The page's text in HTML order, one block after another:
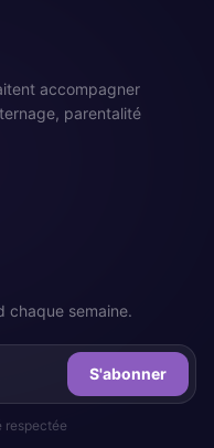
accompagner
parentalité
chaque semaine.
S'abonner
respectée